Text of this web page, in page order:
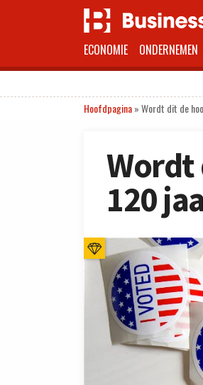
ECONOMIE ONDERNEMEN
Hoofdpagina»Wordt dit de
Wordt
120